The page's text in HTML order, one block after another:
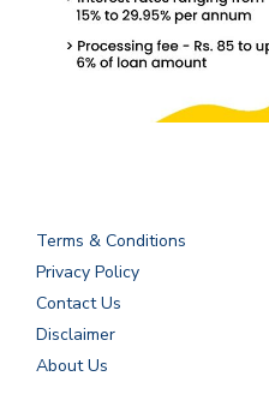
Terms & Conditions
Privacy Policy
Contact Us
Disclaimer
About Us